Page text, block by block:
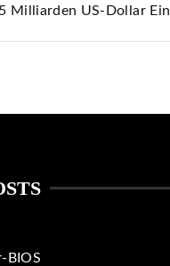
Milliarden US-Dollar Ein
BIOS